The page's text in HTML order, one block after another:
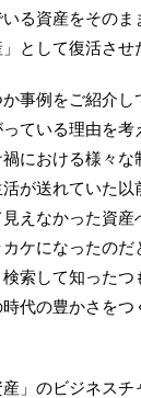
る資産をその
として復活させ
事例をご紹介し
ている理由を
における様々な
が送れていた以
えなかった資産
ケになったのだ
索して知った
代の豊かさを
」のビジネス